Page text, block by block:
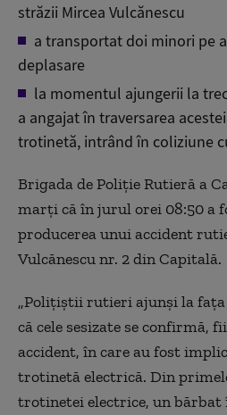
străzii Mircea Vulcănescu
a transportat doi minori pe
deplasare
la momentul ajungerii la
a angajat în traversarea
trotinetă, intrând în coliziune
Brigada de Poliție Rutieră a
marți că în jurul orei 08:50 a
producerea unui accident
Vulcănescu nr. 2 din Capitală.
„Polițiștii rutieri ajunși la
că cele sesizate se confirmă,
accident, în care au fost
trotinetă electrică. Din
trotinetei electrice, un bărbat